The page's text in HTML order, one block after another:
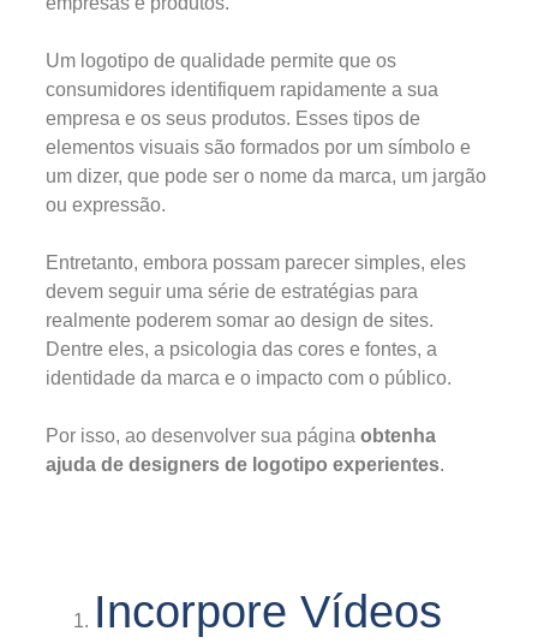
Um logotipo de qualidade permite que os
consumidores identifiquem rapidamente a sua
empresa e os seus produtos. Esses tipos de
elementos visuais são formados por um símbolo e
um dizer, que pode ser o nome da marca, um jargão
ou expressão.
Entretanto, embora possam parecer simples, eles
devem seguir uma série de estratégias para
realmente poderem somar ao design de sites.
Dentre eles, a psicologia das cores e fontes, a
identidade da marca e o impacto com o público.
Por isso, ao desenvolver sua página obtenha
ajuda de designers de logotipo experientes.
Incorpore Vídeos